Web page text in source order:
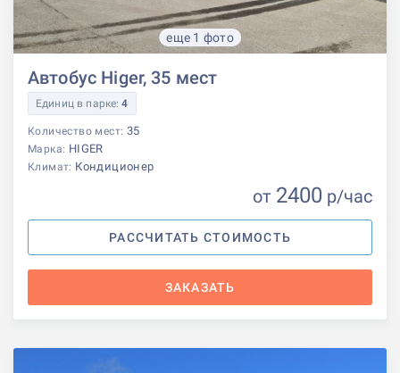
еще 1 фото
Автобус Higer, 35 мест
Единиц в парке:4
Количество мест: 35
Марка: HIGER
Климат: Кондиционер
от 2400 р/час
РАССЧИТАТЬ СТОИМОСТЬ
ЗАКАЗАТЬ